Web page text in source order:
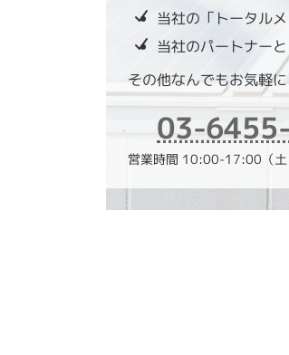
当社の「トータル
当社のパートナー
その他なんでもお気軽
03-
営業時間 10:00-17:00（土